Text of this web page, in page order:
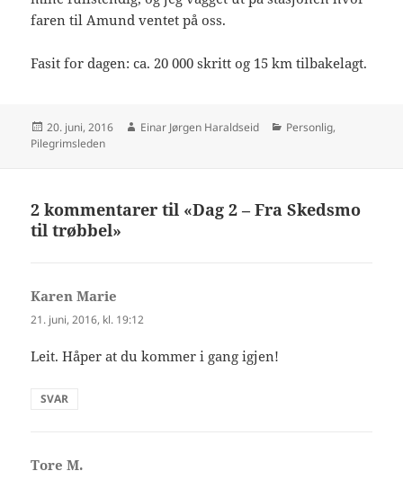
faren til Amund ventet på oss.
Fasit for dagen: ca. 20 000 skritt og 15 km tilbakelagt.
Publisert
20. juni, 2016 Forfatter
Einar Jørgen Haraldseid Kategorier
Personlig,
Pilegrimsleden
2 kommentarer til «Dag 2 – Fra Skedsmo
til trøbbel»
Karen Marie
21. juni, 2016, kl. 19:12
Leit. Håper at du kommer i gang igjen!
SVAR
Tore M.